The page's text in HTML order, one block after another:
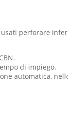
perforare
di impiego.
automatica,